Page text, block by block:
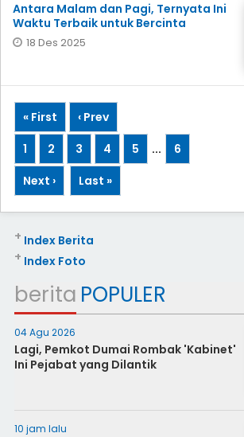
Antara Malam dan Pagi, Ternyata Ini
Waktu Terbaik untuk Bercinta
18 Des 2025
« First
‹ Prev
1
2 3 4 5 ...
6
Next ›
Last »
Index Berita
+
Index Foto
+
berita POPULER
04 Agu 2026
Lagi, Pemkot Dumai Rombak 'Kabinet'
Ini Pejabat yang Dilantik
10 jam lalu